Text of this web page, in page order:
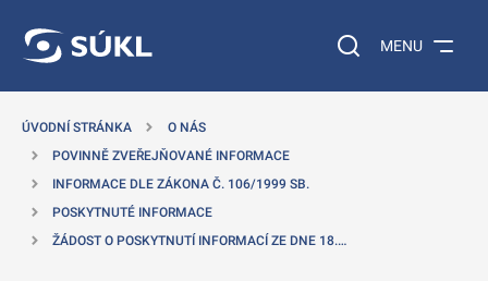
Vyhledávání na
MENU
ÚVODNÍ STRÁNKA
O NÁS
POVINNĚ ZVEŘEJŇOVANÉ INFORMACE
INFORMACE DLE ZÁKONA Č. 106/1999 SB.
POSKYTNUTÉ INFORMACE
ŽÁDOST O POSKYTNUTÍ INFORMACÍ ZE DNE 18.…